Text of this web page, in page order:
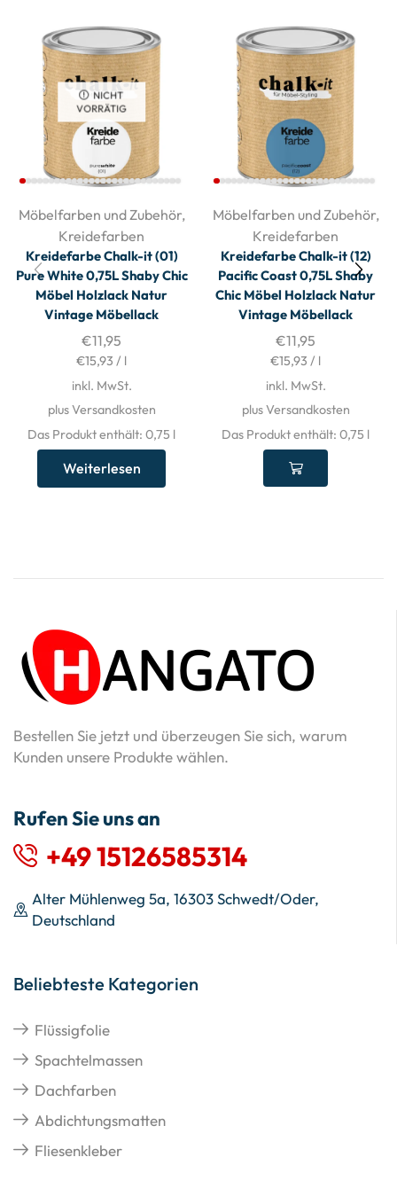
NICHT
VORRÄTIG
Möbelfarben und Zubehör,
Kreidefarben
Kreidefarbe Chalk-it (01)
Pure White 0,75L Shaby Chic
Möbel Holzlack Natur
Vintage Möbellack
€11,95
€15,93 / l
inkl. MwSt.
plus Versandkosten
Das Produkt enthält: 0,75 l
Weiterlesen
Möbelfarben und Zubehör,
Kreidefarben
Kreidefarbe Chalk-it (12)
Pacific Coast 0,75L Shaby
Chic Möbel Holzlack Natur
Vintage Möbellack
€11,95
€15,93 / l
inkl. MwSt.
plus Versandkosten
Das Produkt enthält: 0,75 l
Bestellen Sie jetzt und überzeugen Sie sich, warum
Kunden unsere Produkte wählen.
Rufen Sie uns an
+49 15126585314
Alter Mühlenweg 5a, 16303 Schwedt/Oder,
Deutschland
Beliebteste Kategorien
Flüssigfolie
Spachtelmassen
Dachfarben
Abdichtungsmatten
Fliesenkleber